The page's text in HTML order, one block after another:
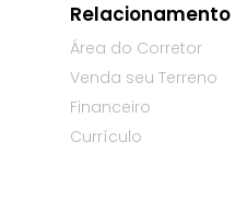
Relacionamento
Área do Corretor
Venda seu Terreno
Financeiro
Currículo